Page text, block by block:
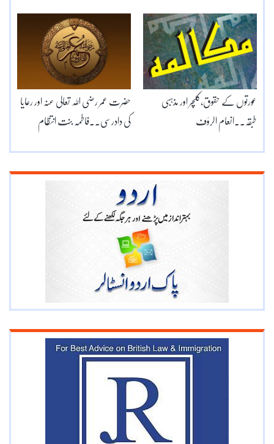
حضرت عمر رضی اللہ تعالی عنہ اور رعایا
کی دادرسی۔۔فاطمہ بنت انتظام
عورتوں کے حقوق،کلچر اور مذہبی
طبقہ۔۔انعام الرؤف